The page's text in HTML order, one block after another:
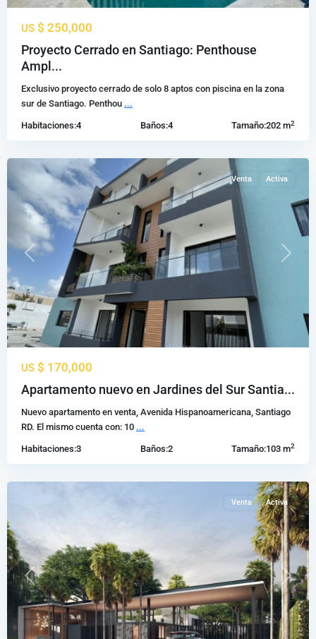
US $ 250,000
Proyecto Cerrado en Santiago: Penthouse
Ampl...
Exclusivo proyecto cerrado de solo 8 aptos con piscina en la zona
sur de Santiago. Penthou ...
Habitaciones:4 Baños:4 Tamaño:202 m2
Urbanizacion
Jardines
Del
los
Previous Next
Venta Activa
US $ 170,000
Apartamento nuevo en Jardines del Sur Santia...
Nuevo apartamento en venta, Avenida Hispanoamericana, Santiago
RD. El mismo cuenta con: 10 ...
Habitaciones:3 Baños:2 Tamaño:103 m2
Santiago
los
Previous Next
Venta Activa